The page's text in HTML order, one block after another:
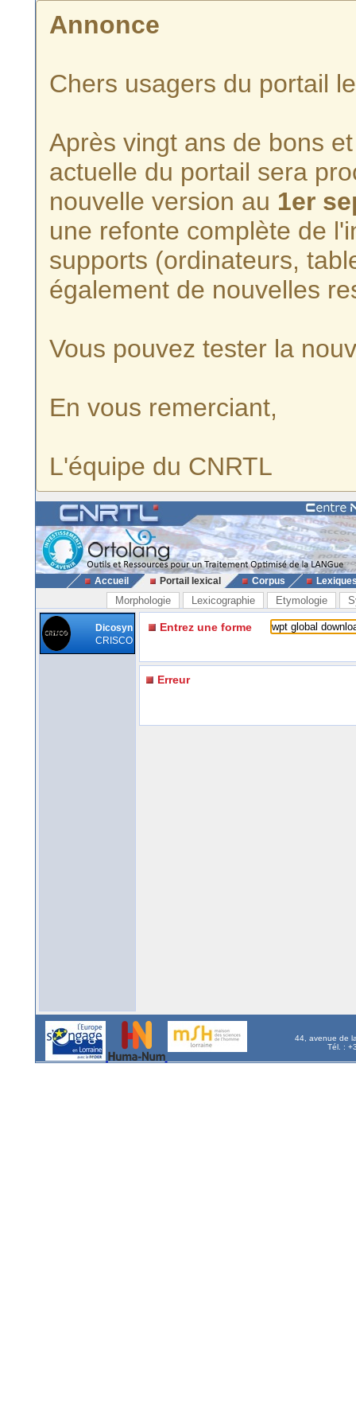
Annonce
Chers usagers du portail
Après vingt ans de bons
actuelle du portail sera
nouvelle version au 1er
une refonte complète de
supports (ordinateurs,
également de nouvelles
Vous pouvez tester la
En vous remerciant,
L'équipe du CNRTL
Accueil Portail lexical Corpus
Morphologie Lexicographie Etymologie
Dicosyn
CRISCO
Entrez une forme
Erreur
44, avenue de
Tél. :